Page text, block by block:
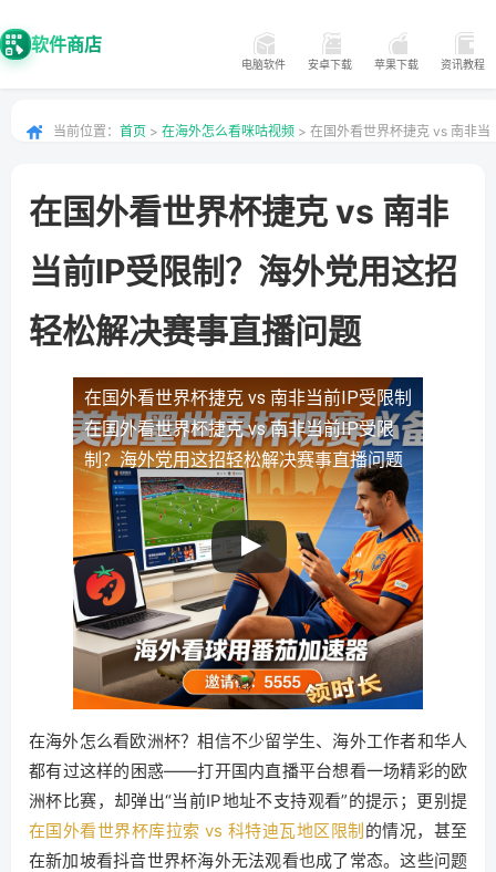
软件商店
电脑软件 安卓下载 苹果下载 资讯教程
当前位置： 首页 > 在海外怎么看咪咕视频 > 在国外看世界杯捷克 vs 南非当
在国外看世界杯捷克 vs 南非
当前IP受限制？海外党用这招
轻松解决赛事直播问题
在国外看世界杯捷克 vs 南非当前IP受限制
在国外看世界杯捷克 vs 南非当前IP受限
制？海外党用这招轻松解决赛事直播问题
在海外怎么看欧洲杯？相信不少留学生、海外工作者和华人
都有过这样的困惑——打开国内直播平台想看一场精彩的欧
洲杯比赛，却弹出“当前IP地址不支持观看”的提示；更别提
在国外看世界杯库拉索 vs 科特迪瓦地区限制的情况，甚至
在新加坡看抖音世界杯海外无法观看也成了常态。这些问题